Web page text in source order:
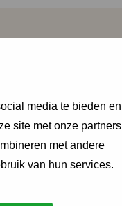
media te bieden en
site met onze partners
met andere
van hun services.